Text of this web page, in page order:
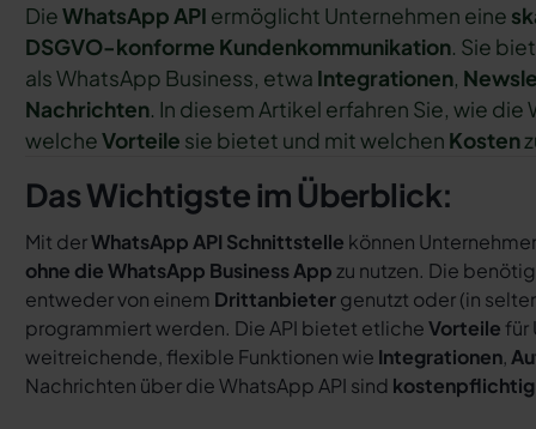
DieWhatsApp API ermöglicht Unternehmen eine
DSGVO-konforme Kundenkommunikation. Sie
als WhatsApp Business, etwa Integrationen,
Nachrichten. In diesem Artikel erfahren Sie, wie
welcheVorteile sie bietet und mit welchen Kosten
Das Wichtigste im Überblick:
Mit derWhatsApp API Schnittstelle können
ohne die WhatsApp Business App zu nutzen. Die
entweder von einem Drittanbietergenutzt oder (in
programmiert werden. Die API bietet etlicheVorteile für
weitreichende, flexible Funktionen wie Integrationen,
Nachrichten über die WhatsApp API sind kostenpflichtig